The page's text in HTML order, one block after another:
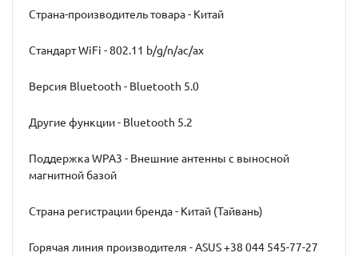
Страна-производитель товара - Китай
Стандарт WiFi - 802.11 b/g/n/ac/ax
Версия Bluetooth - Bluetooth 5.0
Другие функции - Bluetooth 5.2
Поддержка WPA3 - Внешние антенны с выносной
магнитной базой
Страна регистрации бренда - Китай (Тайвань)
Горячая линия производителя - ASUS +38 044 545-77-27